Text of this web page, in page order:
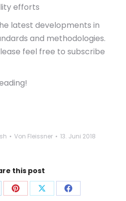
efforts
latest developments in
and methodologies.
feel free to subscribe
Von Fleissner 13. Juni 2018
this post
Auf
Auf
Auf